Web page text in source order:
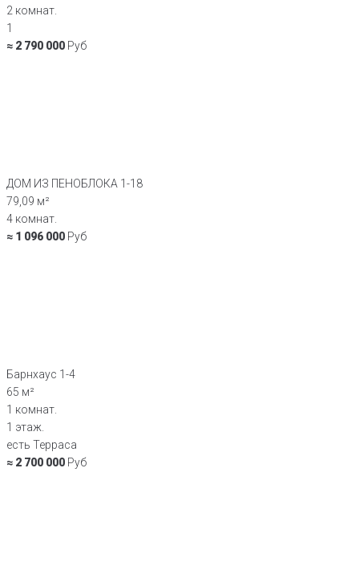
2 комнат.
1
≈ 2 790 000 Руб
ДОМ ИЗ ПЕНОБЛОКА 1-18
79,09 м²
4 комнат.
≈ 1 096 000 Руб
Барнхаус 1-4
65 м²
1 комнат.
1 этаж.
есть Терраса
≈ 2 700 000 Руб